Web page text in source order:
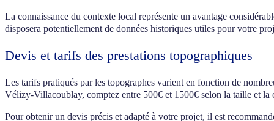
La connaissance du contexte local représente un avantage
disposera potentiellement de données historiques utiles pour votre
Devis et tarifs des prestations topographiques
Les tarifs pratiqués par les topographes varient en fonction de
Vélizy-Villacoublay, comptez entre 500€ et 1500€ selon la taille et la
Pour obtenir un devis précis et adapté à votre projet, il est